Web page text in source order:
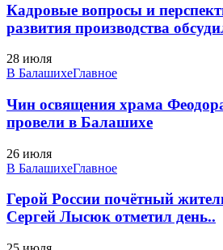
Кадровые вопросы и
развития производства
28 июля
В БалашихеГлавное
Чин освящения храма
провели в Балашихе
26 июля
В БалашихеГлавное
Герой России почётный
Сергей Лысюк отметил день..